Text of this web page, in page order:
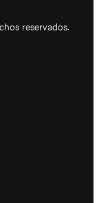
reservados.